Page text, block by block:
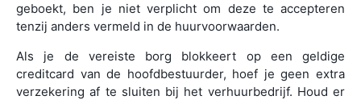
geboekt, ben je niet verplicht om deze te accepteren
tenzij anders vermeld in de huurvoorwaarden.
Als je de vereiste borg blokkeert op een geldige
creditcard van de hoofdbestuurder, hoef je geen extra
verzekering af te sluiten bij het verhuurbedrijf. Houd er